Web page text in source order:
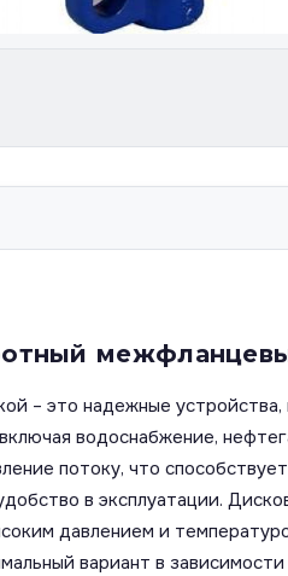
– это надежные
водоснабжение,
потоку, что
в эксплуатации.
давлением и
вариант в